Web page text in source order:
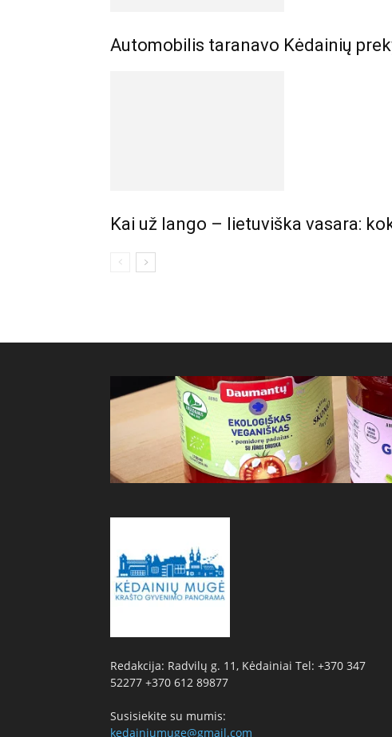
Automobilis taranavo Kėdainių
Kai už lango – lietuviška vasara:
Redakcija: Radvilų g. 11, Kėdainiai Tel: +370 347
52277 +370 612 89877
Susisiekite su mumis:
kedainiumuge@gmail.com